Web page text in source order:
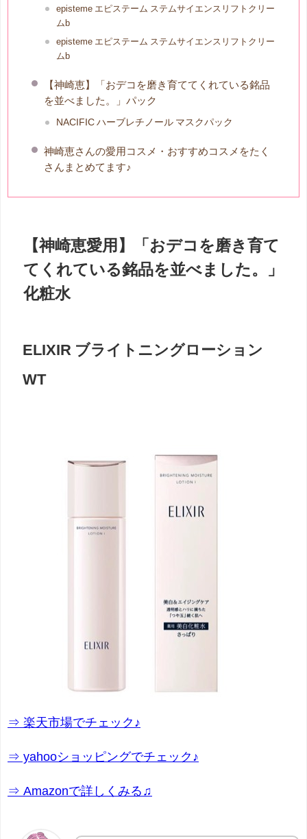
episteme エピステーム ステムサイエンスリフトクリー
ムb
episteme エピステーム ステムサイエンスリフトクリー
ムb
【神崎恵】「おデコを磨き育ててくれている銘品
を並べました。」パック
NACIFIC ハーブレチノール マスクパック
神崎恵さんの愛用コスメ・おすすめコスメをたく
さんまとめてます♪
【神崎恵愛用】「おデコを磨き育て
てくれている銘品を並べました。」
化粧水
ELIXIR ブライトニングローション
WT
⇒ 楽天市場でチェック♪
⇒ yahooショッピングでチェック♪
⇒ Amazonで詳しくみる♫